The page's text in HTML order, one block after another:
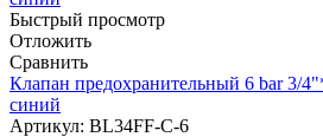
Быстрый просмотр
Отложить
Сравнить
Клапан предохранительный 6 bar 3/
синий
Артикул: BL34FF-C-6